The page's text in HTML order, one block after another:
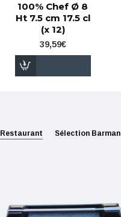
100% Chef Ø 8
Ht 7.5 cm 17.5 cl
(x 12)
39,59€
Restaurant Sélection Barman